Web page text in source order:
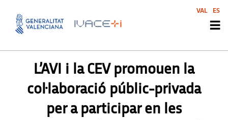
PREMSA
L’AVI i la CEV promouen la
col·laboració públic-privada
per a participar en les
VAL ES